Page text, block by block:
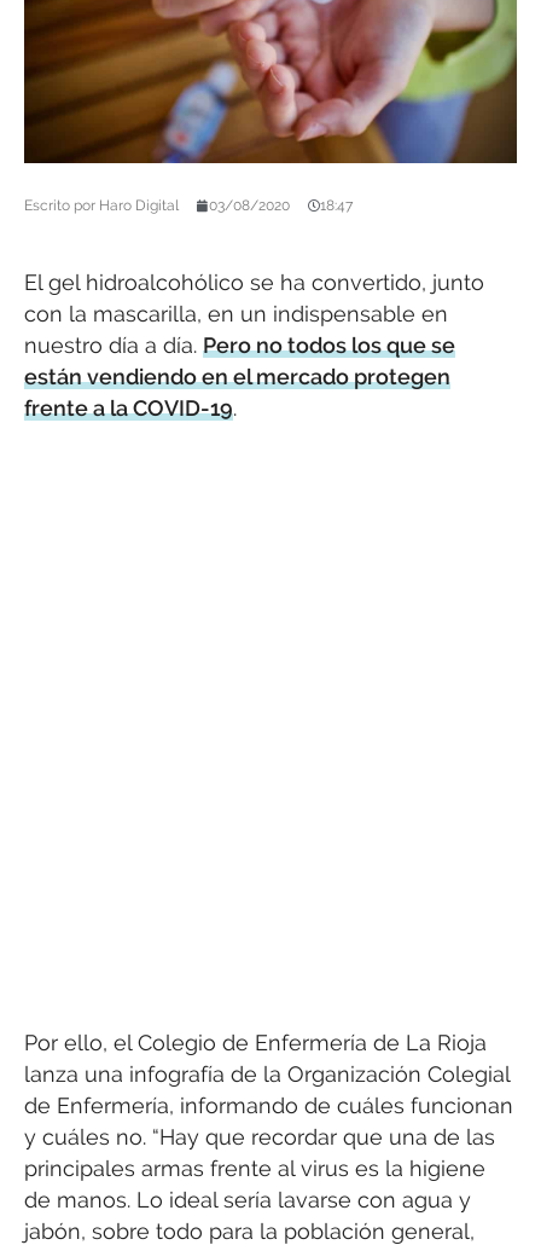
Escrito por Haro Digital 03/08/2020 18:47
El gel hidroalcohólico se ha convertido, junto
con la mascarilla, en un indispensable en
nuestro día a día. Pero no todos los que se
están vendiendo en el mercado protegen
frente a la COVID-19.
Por ello, el Colegio de Enfermería de La Rioja
lanza una infografía de la Organización Colegial
de Enfermería, informando de cuáles funcionan
y cuáles no. “Hay que recordar que una de las
principales armas frente al virus es la higiene
de manos. Lo ideal sería lavarse con agua y
jabón, sobre todo para la población general,